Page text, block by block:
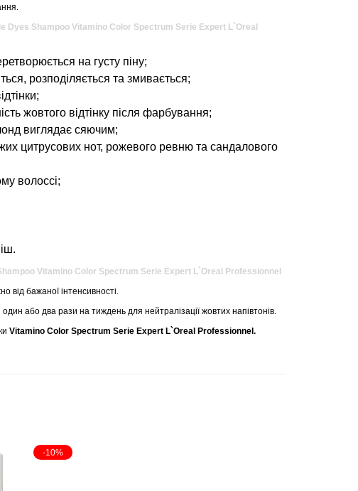
Dyes Shampoo Vitamino Color Spectrum Serie Expert L`Oreal
на густу піну;
розподіляється та змивається;
жовтого відтінку після фарбування;
виглядає сяючим;
цитрусових нот, рожевого ревню та сандалового
волоссі;
Vitamino Color Spectrum Serie Expert L`Oreal Professionnel
від бажаної інтенсивності.
або два рази на тиждень для нейтралізації жовтих напівтонів.
Vitamino Color Spectrum Serie Expert L`Oreal Professionnel.
-10%